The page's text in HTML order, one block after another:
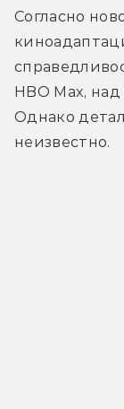
Согласно
HBO Max,
Однако
неизвестно.